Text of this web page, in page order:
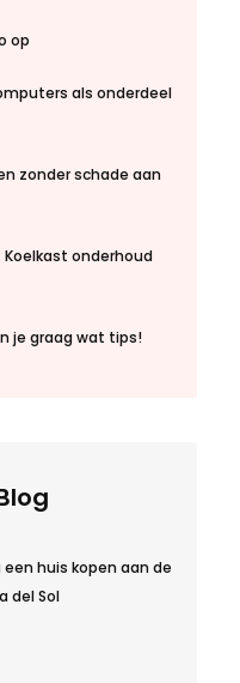
op
als onderdeel
zonder schade aan
onderhoud
je graag wat tips!
een huis kopen aan de
del Sol